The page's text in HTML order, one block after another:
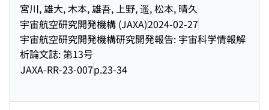
宮川, 雄大, 木本, 雄吾, 上野, 遥, 松本, 晴久
宇宙航空研究開発機構 (JAXA)2024-02-27
宇宙航空研究開発機構研究開発報告: 宇宙科学情報解
析論文誌: 第13号
JAXA-RR-23-007p.23-34